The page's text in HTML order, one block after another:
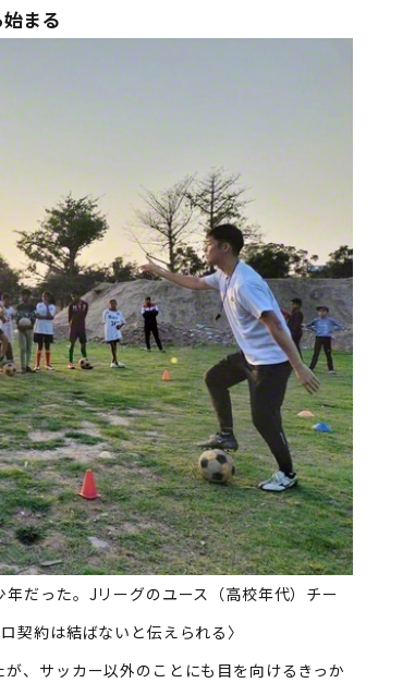
まる
だった。Jリーグのユース（高校年代）チー
契約は結ばないと伝えられる〉
、サッカー以外のことにも目を向けるきっか